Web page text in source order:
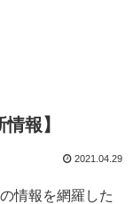
報】
2021.04.29
情報を網羅した